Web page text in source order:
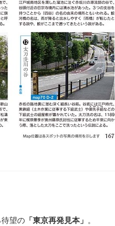
望の 「東京再発見本」 。